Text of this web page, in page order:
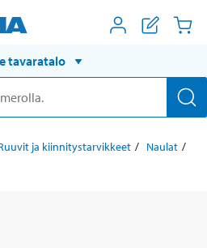
tavaratalo
ja kiinnitystarvikkeet
Naulat